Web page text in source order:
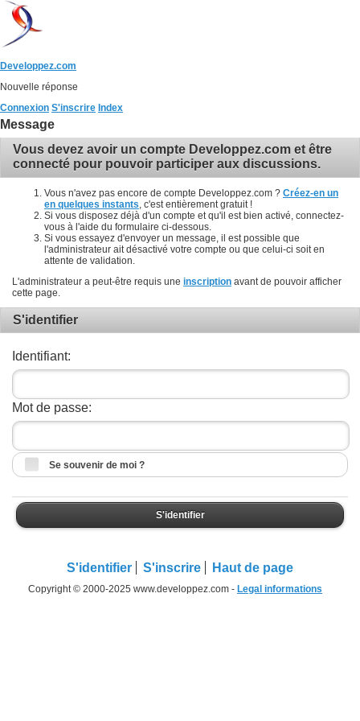
Developpez.com
Nouvelle réponse
Connexion S'inscrire Index
Message
Vous devez avoir un compte Developpez.com et être
connecté pour pouvoir participer aux discussions.
Vous n'avez pas encore de compte Developpez.com ? Créez-en un
en quelques instants , c'est entièrement gratuit !
Si vous disposez déjà d'un compte et qu'il est bien activé, connectez-
vous à l'aide du formulaire ci-dessous.
Si vous essayez d'envoyer un message, il est possible que
l'administrateur ait désactivé votre compte ou que celui-ci soit en
attente de validation.
L'administrateur a peut-être requis une inscription avant de pouvoir afficher
cette page.
S'identifier
Identifiant:
Mot de passe:
Se souvenir de moi ?
S'identifier
S'identifier S'inscrire Haut de page
Copyright © 2000-2025 www.developpez.com - Legal informations